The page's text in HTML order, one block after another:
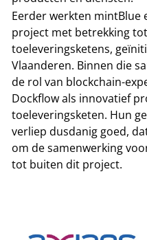
Eerder werkten mintBlue
project met betrekking
toeleveringsketens,
Vlaanderen. Binnen die
de rol van blockchain-
Dockflow als innovatief
toeleveringsketen. Hun
verliep dusdanig goed,
om de samenwerking
tot buiten dit project.